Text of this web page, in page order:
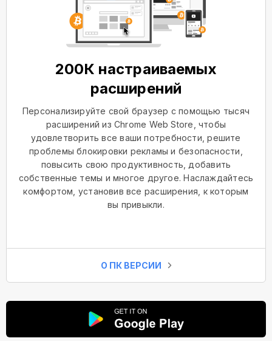
200К настраиваемых
расширений
Персонализируйте свой браузер с помощью тысяч
расширений из Chrome Web Store, чтобы
удовлетворить все ваши потребности, решите
проблемы блокировки рекламы и безопасности,
повысить свою продуктивность, добавить
собственные темы и многое другое. Наслаждайтесь
комфортом, установив все расширения, к которым
вы привыкли.
О ПК ВЕРСИИ